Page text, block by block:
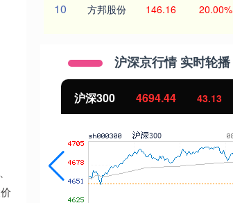
10 方邦股份 146.16 20.00%
沪深京行情 实时轮播
北证50 1134.24 11.37